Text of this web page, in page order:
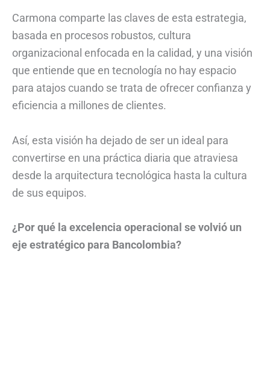
Carmona comparte las claves de esta estrategia,
basada en procesos robustos, cultura
organizacional enfocada en la calidad, y una visión
que entiende que en tecnología no hay espacio
para atajos cuando se trata de ofrecer confianza y
eficiencia a millones de clientes.
Así, esta visión ha dejado de ser un ideal para
convertirse en una práctica diaria que atraviesa
desde la arquitectura tecnológica hasta la cultura
de sus equipos.
¿Por qué la excelencia operacional se volvió un
eje estratégico para Bancolombia?